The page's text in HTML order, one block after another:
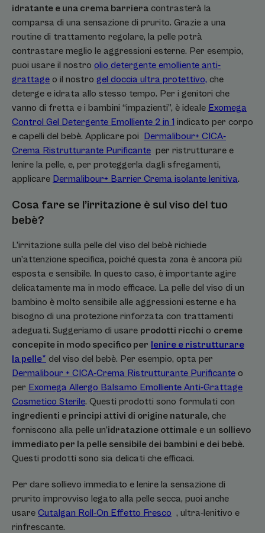
idratante e una crema barriera contrasterà la
comparsa di una sensazione di prurito. Grazie a una
routine di trattamento regolare, la pelle potrà
contrastare meglio le aggressioni esterne. Per esempio,
puoi usare il nostro olio detergente emolliente anti-
grattage o il nostro gel doccia ultra protettivo, che
deterge e idrata allo stesso tempo. Per i genitori che
vanno di fretta e i bambini “impazienti”, è ideale Exomega
Control Gel Detergente Emolliente 2 in 1 indicato per corpo
e capelli del bebè. Applicare poi Dermalibour+ CICA-
Crema Ristrutturante Purificante per ristrutturare e
lenire la pelle, e, per proteggerla dagli sfregamenti,
applicare Dermalibour+ Barrier Crema isolante lenitiva.
Cosa fare se l’irritazione è sul viso del tuo
bebè?
L’irritazione sulla pelle del viso del bebè richiede
un’attenzione specifica, poiché questa zona è ancora più
esposta e sensibile. In questo caso, è importante agire
delicatamente ma in modo efficace. La pelle del viso di un
bambino è molto sensibile alle aggressioni esterne e ha
bisogno di una protezione rinforzata con trattamenti
adeguati. Suggeriamo di usare prodotti ricchi o creme
concepite in modo specifico per lenire e ristrutturare
la pelle* del viso del bebè. Per esempio, opta per
Dermalibour + CICA-Crema Ristrutturante Purificante o
per Exomega Allergo Balsamo Emolliente Anti-Grattage
Cosmetico Sterile. Questi prodotti sono formulati con
ingredienti e principi attivi di origine naturale, che
forniscono alla pelle un’idratazione ottimale e un sollievo
immediato per la pelle sensibile dei bambini e dei bebè.
Questi prodotti sono sia delicati che efficaci.
Per dare sollievo immediato e lenire la sensazione di
prurito improvviso legato alla pelle secca, puoi anche
usare Cutalgan Roll-On Effetto Fresco , ultra-lenitivo e
rinfrescante.